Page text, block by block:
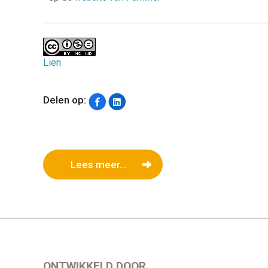
Lien
Delen op:
Lees meer...